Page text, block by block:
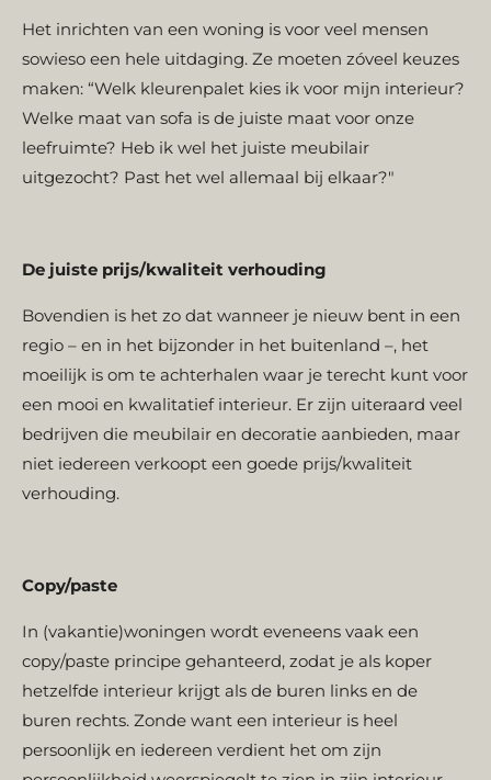
Het inrichten van een woning is voor veel mensen
sowieso een hele uitdaging. Ze moeten zóveel keuzes
maken: “Welk kleurenpalet kies ik voor mijn interieur?
Welke maat van sofa is de juiste maat voor onze
leefruimte? Heb ik wel het juiste meubilair
uitgezocht? Past het wel allemaal bij elkaar?"
De juiste prijs/kwaliteit verhouding
Bovendien is het zo dat wanneer je nieuw bent in een
regio – en in het bijzonder in het buitenland –, het
moeilijk is om te achterhalen waar je terecht kunt voor
een mooi en kwalitatief interieur. Er zijn uiteraard veel
bedrijven die meubilair en decoratie aanbieden, maar
niet iedereen verkoopt een goede prijs/kwaliteit
verhouding.
Copy/paste
In (vakantie)woningen wordt eveneens vaak een
copy/paste principe gehanteerd, zodat je als koper
hetzelfde interieur krijgt als de buren links en de
buren rechts. Zonde want een interieur is heel
persoonlijk en iedereen verdient het om zijn